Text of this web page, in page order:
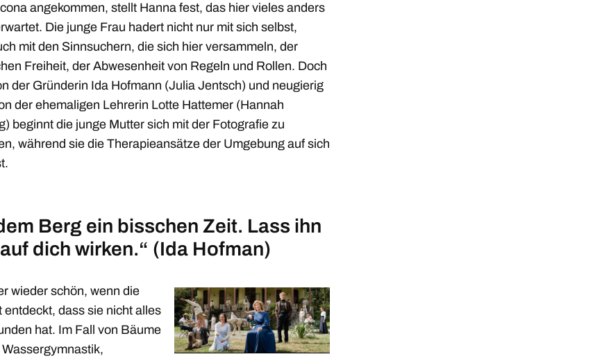
angekommen, stellt Hanna fest, das hier vieles anders
Die junge Frau hadert nicht nur mit sich selbst,
mit den Sinnsuchern, die sich hier versammeln, der
Freiheit, der Abwesenheit von Regeln und Rollen. Doch
der Gründerin Ida Hofmann (Julia Jentsch) und neugierig
der ehemaligen Lehrerin Lotte Hattemer (Hannah
beginnt die junge Mutter sich mit der Fotografie zu
während sie die Therapieansätze der Umgebung auf sich
Berg ein bisschen Zeit. Lass ihn
auf dich wirken.“ (Ida Hofman)
wieder schön, wenn die
entdeckt, dass sie nicht alles
hat. Im Fall von Bäume